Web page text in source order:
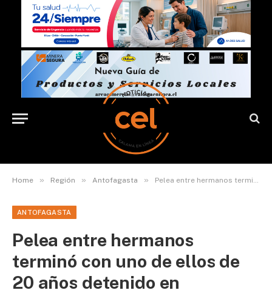
Home » Región » Antofagasta » Pelea entre hermanos terminó con uno de ellos de 20 años detenido en Antofagasta
ANTOFAGASTA
Pelea entre hermanos
terminó con uno de ellos de
20 años detenido en